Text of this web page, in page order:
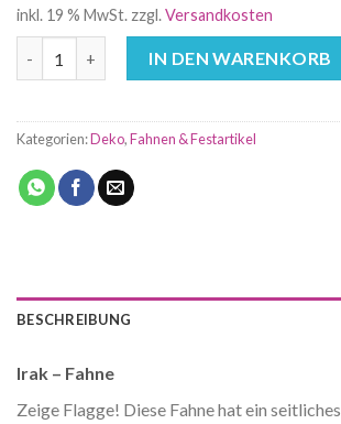
inkl. 19 % MwSt. zzgl.Versandkosten
IN DEN WARENKORB
Kategorien:Deko,Fahnen & Festartikel
BESCHREIBUNG
Irak – Fahne
Zeige Flagge! Diese Fahne hat ein seitliches